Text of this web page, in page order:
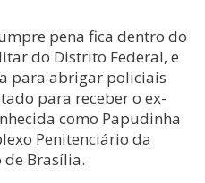
pena fica dentro do
do Distrito Federal, e
para abrigar policiais
para receber o ex-
como Papudinha
Penitenciário da
Brasília.